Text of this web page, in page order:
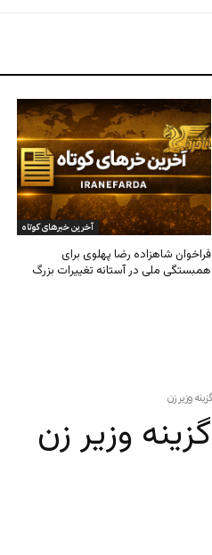
آخرین خبرهای کوتاه
فراخوان شاهزاده رضا پهلوی برای
همبستگی ملی در آستانه تغییرات بزرگ